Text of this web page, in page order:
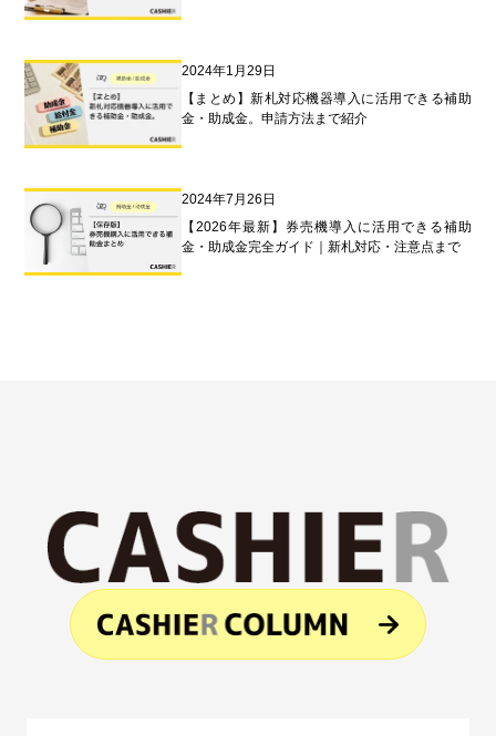
2024年1月29日
【まとめ】新札対応機器導入に活用できる補助
金・助成金。申請方法まで紹介
2024年7月26日
【2026年最新】券売機導入に活用できる補助
金・助成金完全ガイド｜新札対応・注意点まで